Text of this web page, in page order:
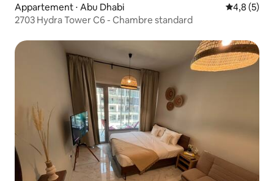
Appartement ⋅ Abu Dhabi Évaluation
4,8 (5)
2703 Hydra Tower C6 - Chambre standard